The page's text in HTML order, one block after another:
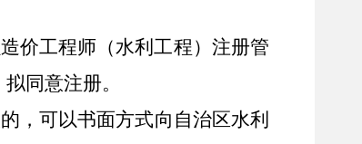
价工程师（水利工程）注册管
同意注册。
， 可以书面方式向自治区水利